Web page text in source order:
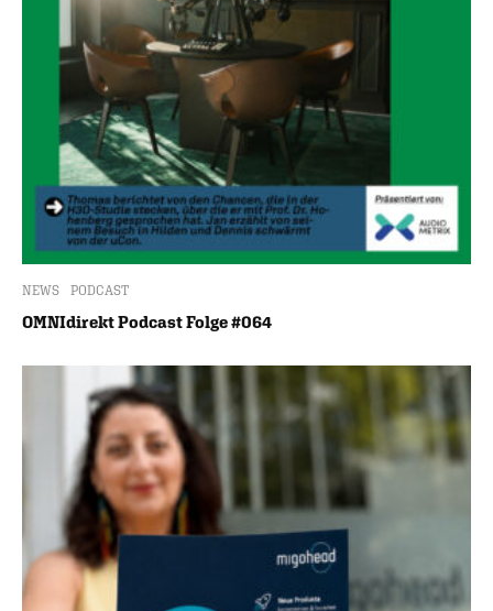
NEWS PODCAST
OMNIdirekt Podcast Folge #064